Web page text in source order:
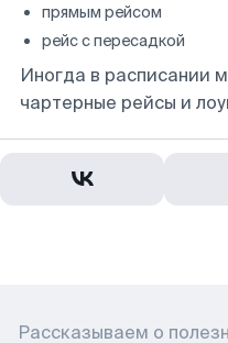
прямым рейсом
рейс с пересадкой
Иногда в расписании
чартерные рейсы и
Рассказываем о